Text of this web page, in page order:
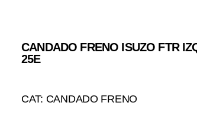
CANDADO FRENO ISUZO FTR
25E
CAT: CANDADO FRENO